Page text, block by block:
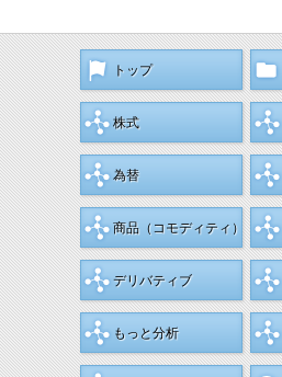
トップ
株式
為替
商品（コモディティ）
デリバティブ
もっと分析